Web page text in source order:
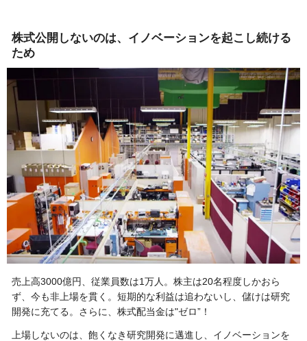
株式公開しないのは、イノベーションを起こし続ける
ため
売上高3000億円、従業員数は1万人。株主は20名程度しかおら
ず、今も非上場を貫く。短期的な利益は追わないし、儲けは研究
開発に充てる。さらに、株式配当金は"ゼロ”！
上場しないのは、飽くなき研究開発に邁進し、イノベーションを